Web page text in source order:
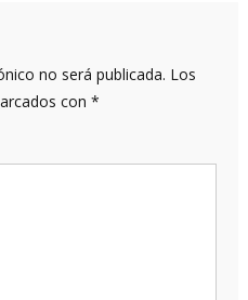
no será publicada. Los
con *